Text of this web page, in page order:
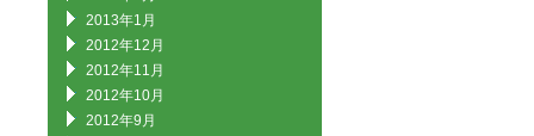
2013年1月
2012年12月
2012年11月
2012年10月
2012年9月